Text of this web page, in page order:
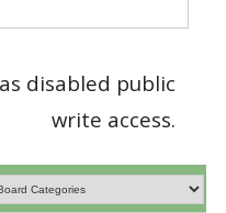
disabled public
write access.